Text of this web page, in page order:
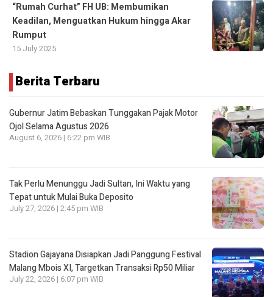
“Rumah Curhat” FH UB: Membumikan
Keadilan, Menguatkan Hukum hingga Akar
Rumput
15 July 2025
Berita Terbaru
Gubernur Jatim Bebaskan Tunggakan Pajak Motor
Ojol Selama Agustus 2026
August 6, 2026 | 6:22 pm WIB
Tak Perlu Menunggu Jadi Sultan, Ini Waktu yang
Tepat untuk Mulai Buka Deposito
July 27, 2026 | 2:45 pm WIB
Stadion Gajayana Disiapkan Jadi Panggung Festival
Malang Mbois XI, Targetkan Transaksi Rp50 Miliar
July 22, 2026 | 6:07 pm WIB